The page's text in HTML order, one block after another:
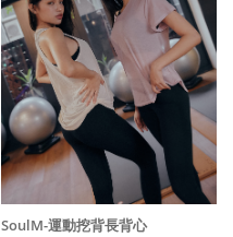
SoulM-運動挖背長背心